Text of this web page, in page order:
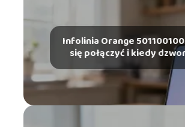
Infolinia Orange
się połączyć i kiedy